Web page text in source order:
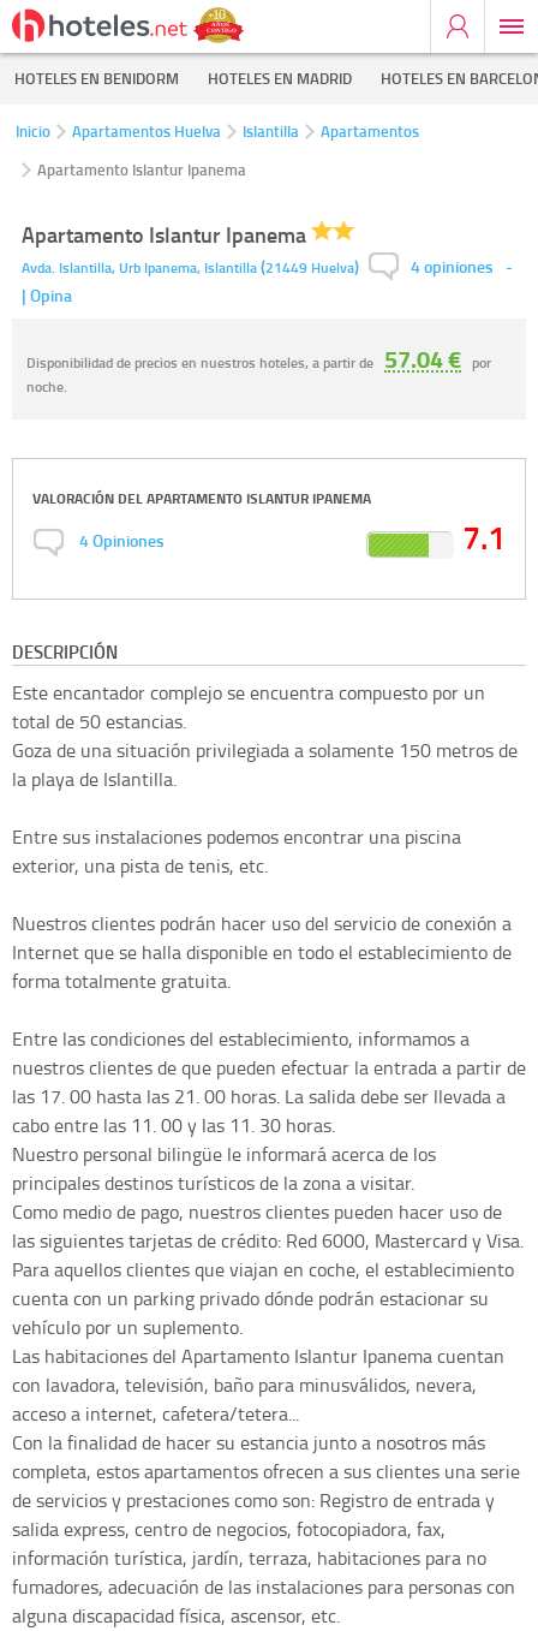
HOTELES EN BENIDORM HOTELES EN MADRID HOTELES EN
Inicio Apartamentos Huelva Islantilla
Apartamentos
Apartamento Islantur Ipanema
Apartamento Islantur Ipanema
Avda. Islantilla, Urb Ipanema, Islantilla(21449 Huelva) 4 opiniones -
| Opina
Disponibilidad de precios en nuestros hoteles, a partir de 57.04 € por
noche.
VALORACIÓN DELAPARTAMENTO ISLANTUR IPANEMA
4Opiniones 7.1
DESCRIPCIÓN
Este encantador complejo se encuentra compuesto por un
total de 50 estancias.
Goza de una situación privilegiada a solamente 150 metros de
la playa de Islantilla.
Entre sus instalaciones podemos encontrar una piscina
exterior, una pista de tenis, etc.
Nuestros clientes podrán hacer uso del servicio de conexión a
Internet que se halla disponible en todo el establecimiento de
forma totalmente gratuita.
Entre las condiciones del establecimiento, informamos a
nuestros clientes de que pueden efectuar la entrada a partir de
las 17. 00 hasta las 21. 00 horas. La salida debe ser llevada a
cabo entre las 11. 00 y las 11. 30 horas.
Nuestro personal bilingüe le informará acerca de los
principales destinos turísticos de la zona a visitar.
Como medio de pago, nuestros clientes pueden hacer uso de
las siguientes tarjetas de crédito: Red 6000, Mastercard y Visa.
Para aquellos clientes que viajan en coche, el establecimiento
cuenta con un parking privado dónde podrán estacionar su
vehículo por un suplemento.
Las habitaciones del Apartamento Islantur Ipanema cuentan
con lavadora, televisión, baño para minusválidos, nevera,
acceso a internet, cafetera/tetera...
Con la finalidad de hacer su estancia junto a nosotros más
completa, estos apartamentos ofrecen a sus clientes una serie
de servicios y prestaciones como son: Registro de entrada y
salida express, centro de negocios, fotocopiadora, fax,
información turística, jardín, terraza, habitaciones para no
fumadores, adecuación de las instalaciones para personas con
alguna discapacidad física, ascensor, etc.